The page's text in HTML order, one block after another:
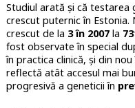
Studiul arată și că testarea
crescut puternic în
crescut de la 3 în 2007la
fost observate în special
în practica clinică, și din
reflectă atât accesul mai
progresivă a geneticii în